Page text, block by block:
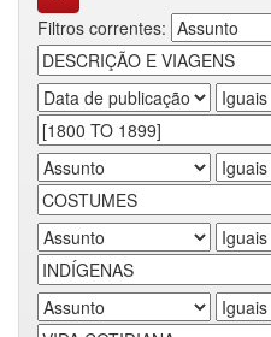
Filtros correntes: